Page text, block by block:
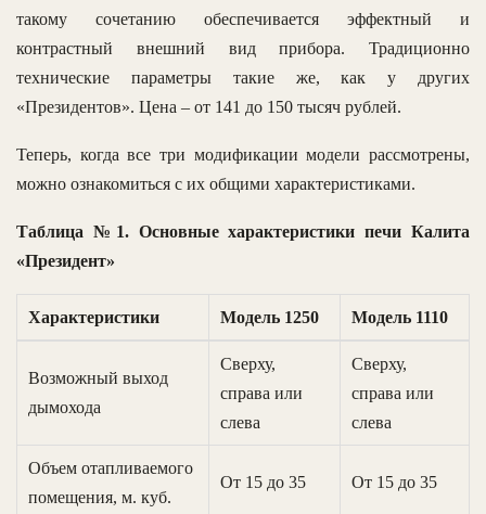
такому сочетанию обеспечивается эффектный и
контрастный внешний вид прибора. Традиционно
технические параметры такие же, как у других
«Президентов». Цена – от 141 до 150 тысяч рублей.
Теперь, когда все три модификации модели рассмотрены,
можно ознакомиться с их общими характеристиками.
Таблица №1. Основные характеристики печи Калита
«Президент»
Характеристики Модель 1250 Модель 1110
Возможный выход
дымохода
Сверху,
справа или
слева
Сверху,
справа или
слева
Объем отапливаемого
помещения, м. куб.
От 15 до 35 От 15 до 35